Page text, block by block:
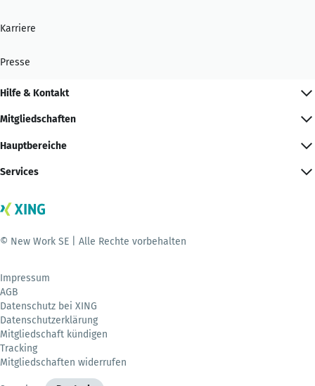
Karriere
Presse
Hilfe & Kontakt
Mitgliedschaften
Hauptbereiche
Services
© New Work SE | Alle Rechte vorbehalten
Impressum
AGB
Datenschutz bei XING
Datenschutzerklärung
Mitgliedschaft kündigen
Tracking
Mitgliedschaften widerrufen